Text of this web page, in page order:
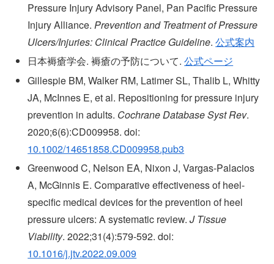
Pressure Injury Advisory Panel, Pan Pacific Pressure
Injury Alliance.Prevention and Treatment of Pressure
Ulcers/Injuries: Clinical Practice Guideline.公式案内
日本褥瘡学会. 褥瘡の予防について.公式ページ
Gillespie BM, Walker RM, Latimer SL, Thalib L, Whitty
JA, McInnes E, et al. Repositioning for pressure injury
prevention in adults. Cochrane Database Syst Rev.
2020;6(6):CD009958. doi:
10.1002/14651858.CD009958.pub3
Greenwood C, Nelson EA, Nixon J, Vargas-Palacios
A, McGinnis E. Comparative effectiveness of heel-
specific medical devices for the prevention of heel
pressure ulcers: A systematic review.J Tissue
Viability. 2022;31(4):579-592. doi:
10.1016/j.jtv.2022.09.009